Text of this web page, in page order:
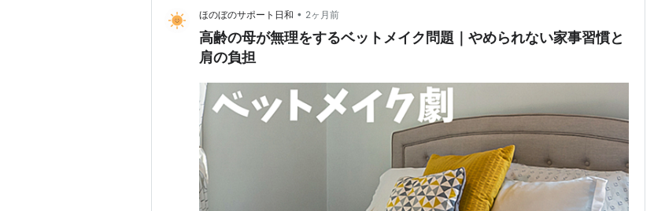
ほのぼのサポート日和 • 2ヶ月前
高齢の母が無理をするベットメイク問題｜やめられない家事習慣と
肩の負担